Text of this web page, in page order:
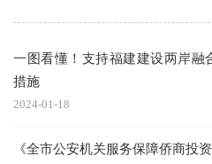
一图看懂！支持福建建设两岸融
措施
2024-01-18
《全市公安机关服务保障侨商投